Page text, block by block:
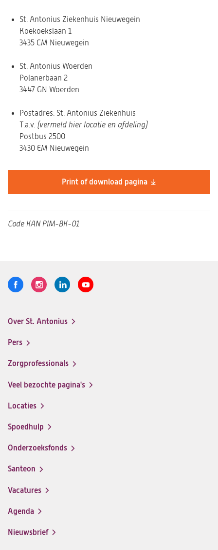
Print of download pagina
St. Antonius Ziekenhuis Nieuwegein
Koekoekslaan 1
3435 CM Nieuwegein
St. Antonius Woerden
Polanerbaan 2
3447 GN Woerden
Postadres: St. Antonius Ziekenhuis
T.a.v. (vermeld hier locatie en afdeling)
Postbus 2500
3430 EM Nieuwegein
Code KAN PIM-BK-01
Volg
Logo
een
ziekenhuis
op
Logo
een
op
Logo
een
op
Logo
menu
Over St. Antonius
Pers
Zorgprofessionals
Veel bezochte pagina's
Locaties
Spoedhulp
Onderzoeksfonds
Santeon
(opent
in
nieuwe
Vacatures
(opent
in
nieuwe
Agenda
Nieuwsbrief